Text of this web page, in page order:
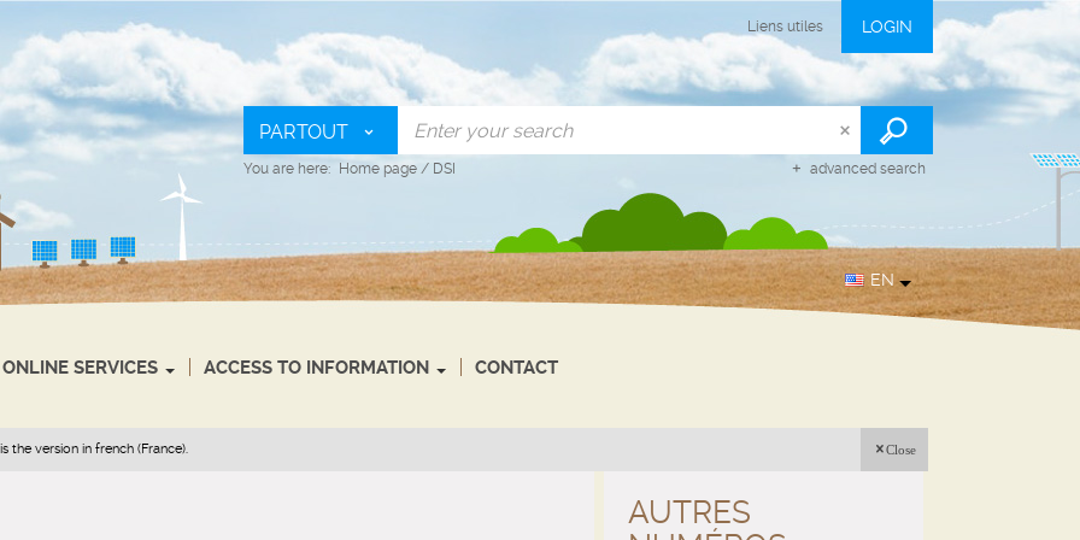
Liens utiles LOGIN
PARTOUT
advanced search
You are here: Home page / DSI
EN
ONLINE SERVICES ACCESS TO INFORMATION CONTACT
the version in french (France). Close
AUTRES